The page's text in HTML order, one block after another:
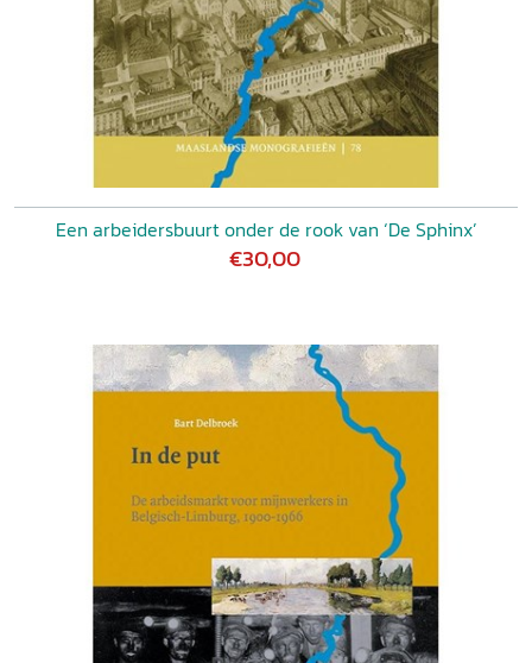
Een arbeidersbuurt onder de rook van ‘De Sphinx’
€30,00